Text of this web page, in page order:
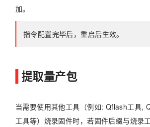
加。
指令配置完毕后，重启后生效。
提取量产包
当需要使用其他工具（例如: Qflash工具,
工具等）烧录固件时，若固件后缀与烧录